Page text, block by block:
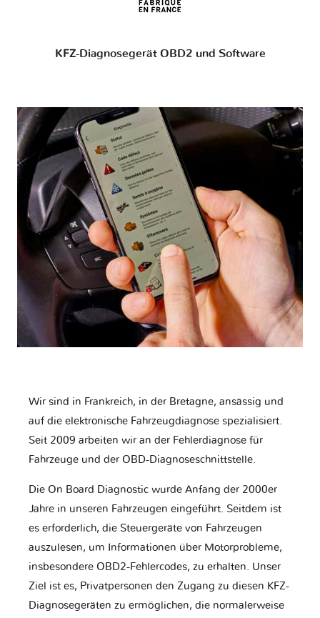
KFZ-Diagnosegerät OBD2 und Software
Wir sind in Frankreich, in der Bretagne, ansässig und
auf die elektronische Fahrzeugdiagnose spezialisiert.
Seit 2009 arbeiten wir an der Fehlerdiagnose für
Fahrzeuge und der OBD-Diagnoseschnittstelle.
Die On Board Diagnostic wurde Anfang der 2000er
Jahre in unseren Fahrzeugen eingeführt. Seitdem ist
es erforderlich, die Steuergeräte von Fahrzeugen
auszulesen, um Informationen über Motorprobleme,
insbesondere OBD2-Fehlercodes, zu erhalten. Unser
Ziel ist es, Privatpersonen den Zugang zu diesen KFZ-
Diagnosegeräten zu ermöglichen, die normalerweise